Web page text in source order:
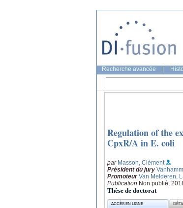
Recherche avancée
Regulation of the
CpxR/A in E. coli
par Masson, Clément
Président du jury
Promoteur Van Melderen,
Publication Non publié,
Thèse de doctorat
ACCÈS EN LIGNE